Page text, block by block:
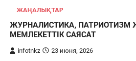
ЖАҢАЛЫҚТАР
ЖУРНАЛИСТИКА, ПАТРИОТИЗМ
МЕМЛЕКЕТТІК САЯСАТ
infotnkz 23 июня, 2026